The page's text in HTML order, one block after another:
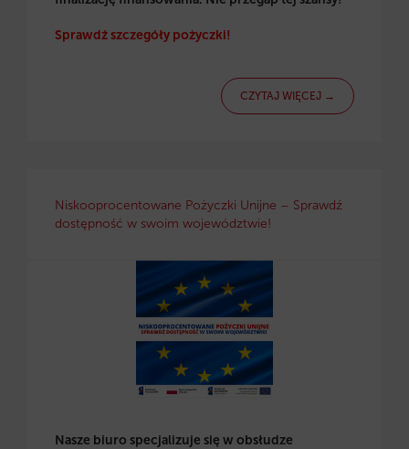
Sprawdź szczegóły pożyczki!
CZYTAJ WIĘCEJ →
Niskooprocentowane Pożyczki Unijne – Sprawdź
dostępność w swoim województwie!
Nasze biuro specjalizuje się w obsłudze